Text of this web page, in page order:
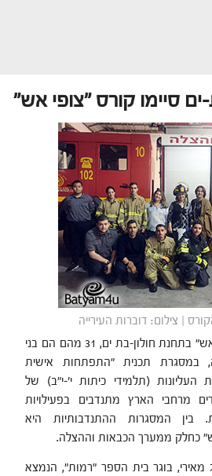
| צילום: דוברות העירייה
מתוך 50 מסיימי קורס "צופי אש" בתחנת חולון-בת ים, 31 מהם הם בני
במסגרת תכנית "התפתחות אישית
העליונות (תלמידי כיתות י'-י"ב) של
מרחבי הארץ מתנדבים בפעילויות
בין המסגרות ההתנדבותיות היא
כחלק ממערך הכבאות וההצלה.
מאירי, בוגר בית הספר "רמות", הנמצא